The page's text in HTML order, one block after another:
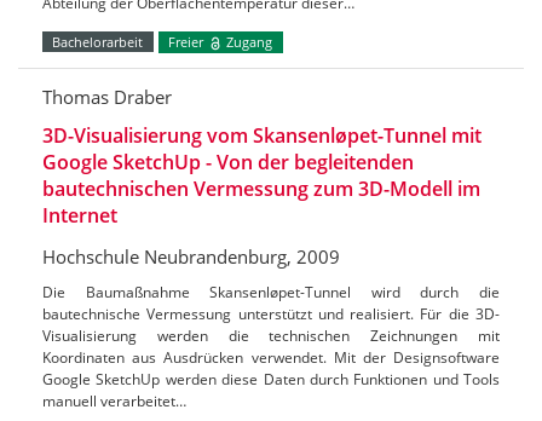
Bachelorarbeit Freier Zugang
Thomas Draber
3D-Visualisierung vom Skansenløpet-Tunnel mit
Google SketchUp - Von der begleitenden
bautechnischen Vermessung zum 3D-Modell im
Internet
Hochschule Neubrandenburg, 2009
Die Baumaßnahme Skansenløpet-Tunnel wird durch die
bautechnische Vermessung unterstützt und realisiert. Für die 3D-
Visualisierung werden die technischen Zeichnungen mit
Koordinaten aus Ausdrücken verwendet. Mit der Designsoftware
Google SketchUp werden diese Daten durch Funktionen und Tools
manuell verarbeitet…